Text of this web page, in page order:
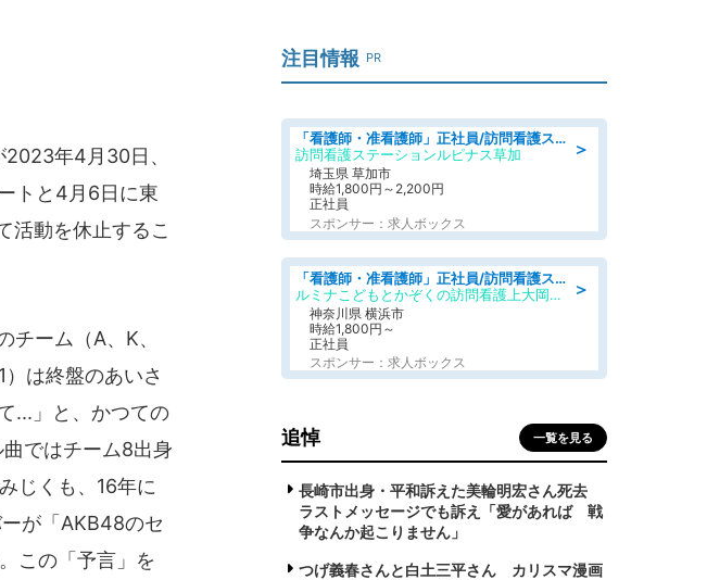
年4月30日、
トと4月6日に東
活動を休止するこ
ーム（A、K、
は終盤のあいさ
...」と、かつての
ではチーム8出身
じくも、16年に
が「AKB48のセ
この「予言」を
注目情報 PR
＞
「看護師・准看護師」正社員/訪問看護ステーション/正看護師
訪問看護ステーションルピナス草加
埼玉県 草加市
時給1,800円～2,200円
正社員
スポンサー：求人ボックス
＞
「看護師・准看護師」正社員/訪問看護ステーション/正看護師,普通自動車運転免許
ルミナこどもとかぞくの訪問看護上大岡ステーション
神奈川県 横浜市
時給1,800円～
正社員
スポンサー：求人ボックス
追悼 一覧を見る
長崎市出身・平和訴えた美輪明宏さん死去
ラストメッセージでも訴え「愛があれば 戦
争なんか起こりません」
つげ義春さんと白土三平さん カリスマ漫画